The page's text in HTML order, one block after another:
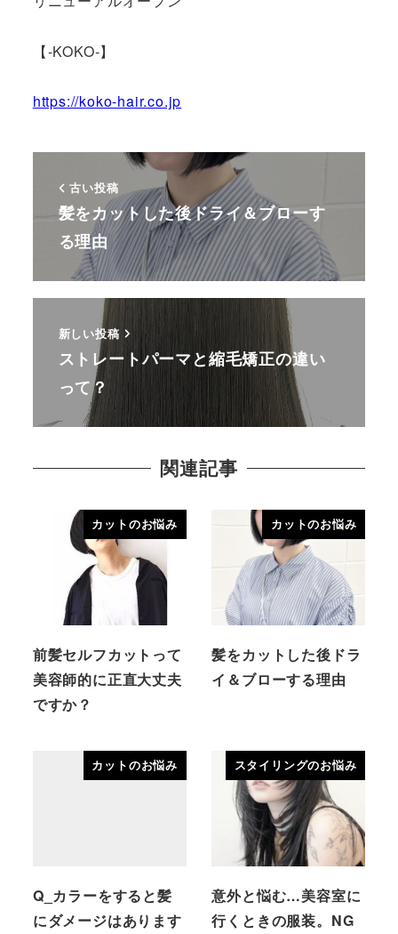
【-KOKO-】
https://koko-hair.co.jp
古い投稿
髪をカットした後ドライ＆ブローす
る理由
新しい投稿
ストレートパーマと縮毛矯正の違い
って？
関連記事
カットのお悩み
前髪セルフカットって
美容師的に正直大丈夫
ですか？
カットのお悩み
髪をカットした後ドラ
イ＆ブローする理由
カットのお悩み
Q_カラーをすると髪
にダメージはあります
スタイリングのお悩み
意外と悩む…美容室に
行くときの服装。NG